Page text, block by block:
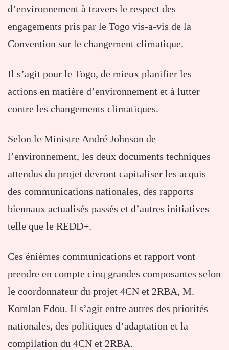
d’environnement à travers le respect des
engagements pris par le Togo vis-a-vis de la
Convention sur le changement climatique.
Il s’agit pour le Togo, de mieux planifier les
actions en matière d’environnement et à lutter
contre les changements climatiques.
Selon le Ministre André Johnson de
l’environnement, les deux documents techniques
attendus du projet devront capitaliser les acquis
des communications nationales, des rapports
biennaux actualisés passés et d’autres initiatives
telle que le REDD+.
Ces énièmes communications et rapport vont
prendre en compte cinq grandes composantes selon
le coordonnateur du projet 4CN et 2RBA, M.
Komlan Edou. Il s’agit entre autres des priorités
nationales, des politiques d’adaptation et la
compilation du 4CN et 2RBA.